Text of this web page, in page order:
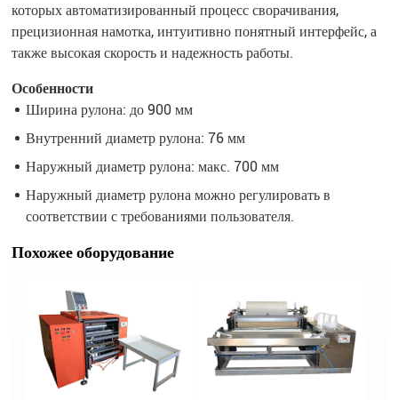
которых автоматизированный процесс сворачивания,
прецизионная намотка, интуитивно понятный интерфейс, а
также высокая скорость и надежность работы.
Особенности
Ширина рулона: до 900 мм
Внутренний диаметр рулона: 76 мм
Наружный диаметр рулона: макс. 700 мм
Наружный диаметр рулона можно регулировать в
соответствии с требованиями пользователя.
Похожее оборудование